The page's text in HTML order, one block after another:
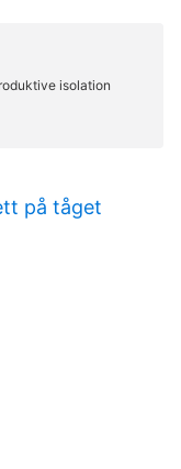
på tåget